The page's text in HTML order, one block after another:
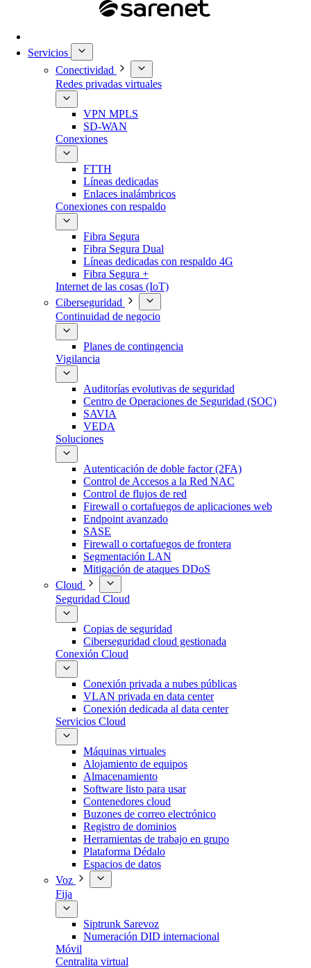
Servicios
Conectividad
Redes privadas virtuales
VPN MPLS
SD-WAN
Conexiones
FTTH
Líneas dedicadas
Enlaces inalámbricos
Conexiones con respaldo
Fibra Segura
Fibra Segura Dual
Líneas dedicadas con respaldo 4G
Fibra Segura +
Internet de las cosas (IoT)
Ciberseguridad
Continuidad de negocio
Planes de contingencia
Vigilancia
Auditorías evolutivas de seguridad
Centro de Operaciones de Seguridad (SOC)
SAVIA
VEDA
Soluciones
Autenticación de doble factor (2FA)
Control de Accesos a la Red NAC
Control de flujos de red
Firewall o cortafuegos de aplicaciones web
Endpoint avanzado
SASE
Firewall o cortafuegos de frontera
Segmentación LAN
Mitigación de ataques DDoS
Cloud
Seguridad Cloud
Copias de seguridad
Ciberseguridad cloud gestionada
Conexión Cloud
Conexión privada a nubes públicas
VLAN privada en data center
Conexión dedicada al data center
Servicios Cloud
Máquinas virtuales
Alojamiento de equipos
Almacenamiento
Software listo para usar
Contenedores cloud
Buzones de correo electrónico
Registro de dominios
Herramientas de trabajo en grupo
Plataforma Dédalo
Espacios de datos
Voz
Fija
Siptrunk Sarevoz
Numeración DID internacional
Móvil
Centralita virtual